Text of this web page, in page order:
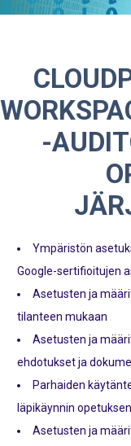
-
Ympäristön
Google-sertifioitujen
Asetusten ja
tilanteen mukaan
Asetusten ja
ehdotukset ja
Parhaiden
läpikäynnin
Asetusten ja